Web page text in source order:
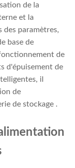
de la
et la
des paramètres,
base de
de
d'épuisement de
il
de
de stockage .